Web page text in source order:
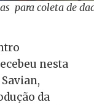
para coleta de
nesta
da